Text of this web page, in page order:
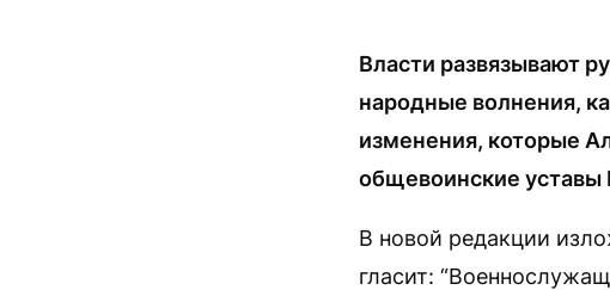
Власти развязывают
народные волнения,
изменения, которые
общевоинские
В новой редакции
гласит: